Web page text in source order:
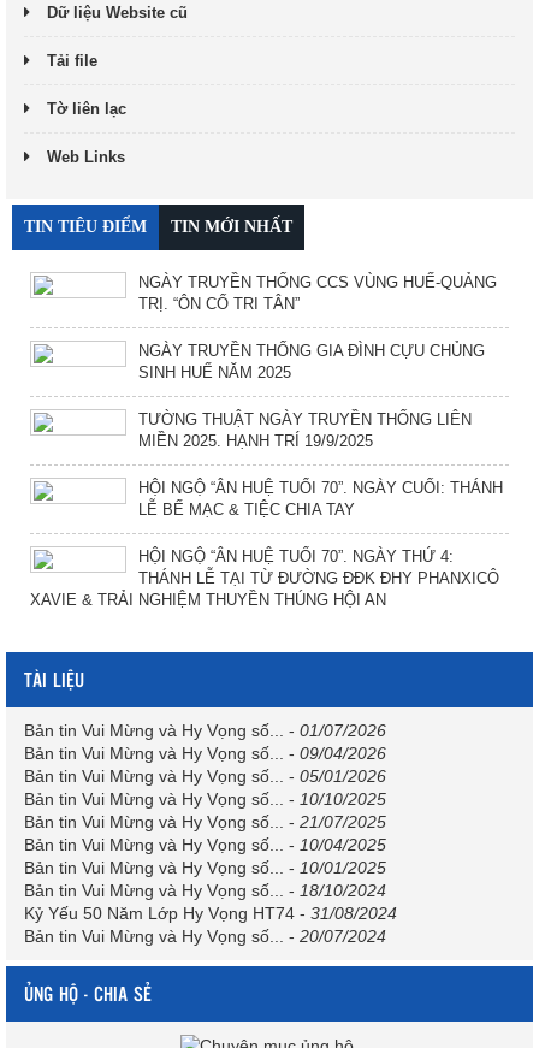
Dữ liệu Website cũ
Tải file
Tờ liên lạc
Web Links
TIN TIÊU ĐIỂM TIN MỚI NHẤT
NGÀY TRUYỀN THỐNG CCS VÙNG HUẾ-QUẢNG
TRỊ. “ÔN CỐ TRI TÂN”
NGÀY TRUYỀN THỐNG GIA ĐÌNH CỰU CHỦNG
SINH HUẾ NĂM 2025
TƯỜNG THUẬT NGÀY TRUYỀN THỐNG LIÊN
MIỀN 2025. HẠNH TRÍ 19/9/2025
HỘI NGỘ “ÂN HUỆ TUỔI 70”. NGÀY CUỐI: THÁNH
LỄ BẾ MẠC & TIỆC CHIA TAY
HỘI NGỘ “ÂN HUỆ TUỔI 70”. NGÀY THỨ 4:
THÁNH LỄ TẠI TỪ ĐƯỜNG ĐĐK ĐHY PHANXICÔ
XAVIE & TRẢI NGHIỆM THUYỀN THÚNG HỘI AN
TÀI LIỆU
Bản tin Vui Mừng và Hy Vọng số... - 01/07/2026
Bản tin Vui Mừng và Hy Vọng số...
- 09/04/2026
Bản tin Vui Mừng và Hy Vọng số...
- 05/01/2026
Bản tin Vui Mừng và Hy Vọng số...
- 10/10/2025
Bản tin Vui Mừng và Hy Vọng số...
- 21/07/2025
Bản tin Vui Mừng và Hy Vọng số...
- 10/04/2025
Bản tin Vui Mừng và Hy Vọng số...
- 10/01/2025
Bản tin Vui Mừng và Hy Vọng số...
- 18/10/2024
Kỷ Yếu 50 Năm Lớp Hy Vọng HT74 - 31/08/2024
Bản tin Vui Mừng và Hy Vọng số...
- 20/07/2024
ỦNG HỘ - CHIA SẺ